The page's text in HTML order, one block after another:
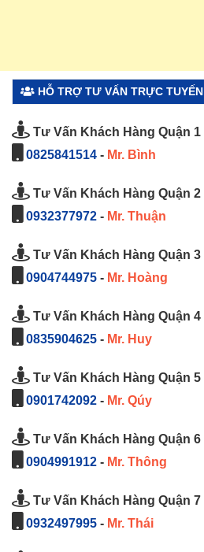
HỖ TRỢ TƯ VẤN TRỰC TUYẾN
Tư Vấn Khách Hàng Quận 1
0825841514 - Mr. Bình
Tư Vấn Khách Hàng Quận 2
0932377972 - Mr. Thuận
Tư Vấn Khách Hàng Quận 3
0904744975 - Mr. Hoàng
Tư Vấn Khách Hàng Quận 4
0835904625 - Mr. Huy
Tư Vấn Khách Hàng Quận 5
0901742092 - Mr. Qúy
Tư Vấn Khách Hàng Quận 6
0904991912 - Mr. Thông
Tư Vấn Khách Hàng Quận 7
0932497995 - Mr. Thái